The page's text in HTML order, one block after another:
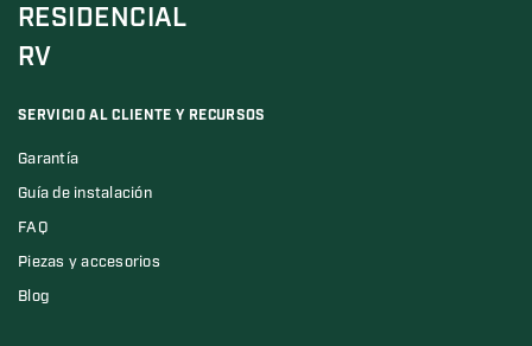
RESIDENCIAL
RV
SERVICIO AL CLIENTE Y RECURSOS
Garantía
Guía de instalación
FAQ
Piezas y accesorios
Blog